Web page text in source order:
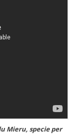
Mieru, specie per